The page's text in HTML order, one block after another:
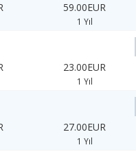
59.00EUR
1 Yıl
23.00EUR
1 Yıl
27.00EUR
1 Yıl